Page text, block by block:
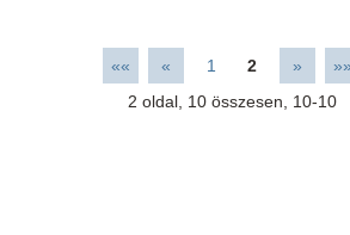
«« « 1 2 »
2 oldal, 10 összesen, 10-10